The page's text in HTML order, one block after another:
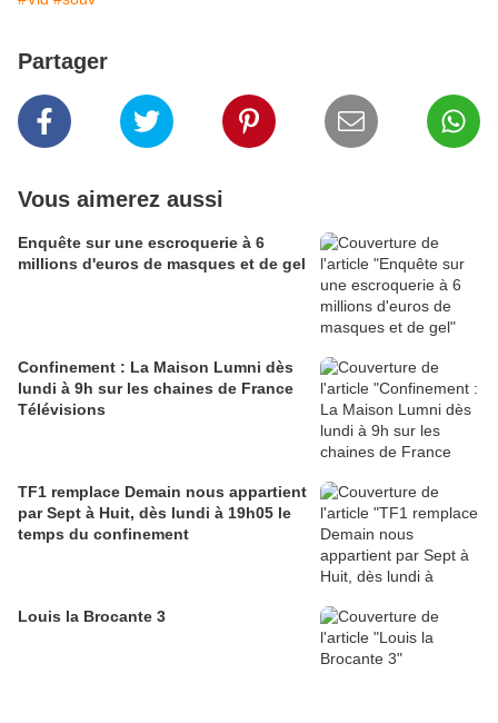
Partager
Vous aimerez aussi
Enquête sur une escroquerie à 6
millions d'euros de masques et de gel
Confinement : La Maison Lumni dès
lundi à 9h sur les chaines de France
Télévisions
TF1 remplace Demain nous appartient
par Sept à Huit, dès lundi à 19h05 le
temps du confinement
Louis la Brocante 3